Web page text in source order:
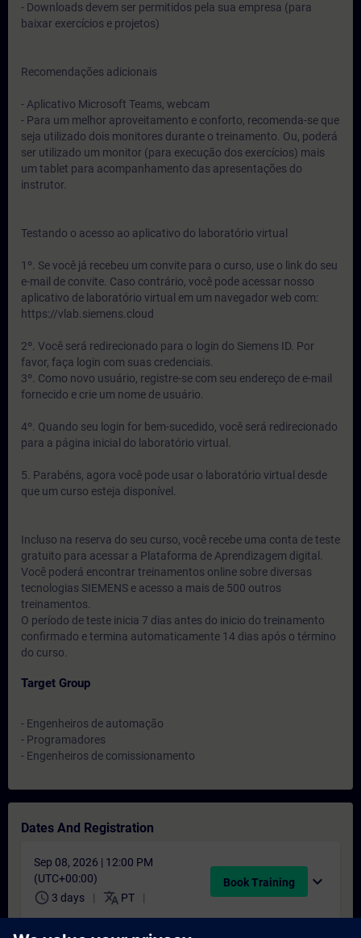
- Downloads devem ser permitidos pela sua empresa (para
baixar exercícios e projetos)
Recomendações adicionais
- Aplicativo Microsoft Teams, webcam
- Para um melhor aproveitamento e conforto, recomenda-se que
seja utilizado dois monitores durante o treinamento. Ou, poderá
ser utilizado um monitor (para execução dos exercícios) mais
um tablet para acompanhamento das apresentações do
instrutor.
Testando o acesso ao aplicativo do laboratório virtual
1º. Se você já recebeu um convite para o curso, use o link do seu
e-mail de convite. Caso contrário, você pode acessar nosso
aplicativo de laboratório virtual em um navegador web com:
https://vlab.siemens.cloud
2º. Você será redirecionado para o login do Siemens ID. Por
favor, faça login com suas credenciais.
3º. Como novo usuário, registre-se com seu endereço de e-mail
fornecido e crie um nome de usuário.
4º. Quando seu login for bem-sucedido, você será redirecionado
para a página inicial do laboratório virtual.
5. Parabéns, agora você pode usar o laboratório virtual desde
que um curso esteja disponível.
Incluso na reserva do seu curso, você recebe uma conta de teste
gratuito para acessar a Plataforma de Aprendizagem digital.
Você poderá encontrar treinamentos online sobre diversas
tecnologias SIEMENS e acesso a mais de 500 outros
treinamentos.
O período de teste inicia 7 dias antes do inicio do treinamento
confirmado e termina automaticamente 14 dias após o término
do curso.
Target Group
- Engenheiros de automação
- Programadores
- Engenheiros de comissionamento
Dates And Registration
Sep 08, 2026 | 12:00 PM
(UTC+00:00)
schedule 3 days translate PT
Book Training expand_more